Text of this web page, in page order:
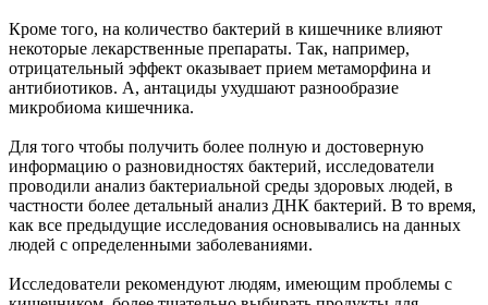
Кроме того, на количество бактерий в кишечнике влияют
некоторые лекарственные препараты. Так, например,
отрицательный эффект оказывает прием метаморфина и
антибиотиков. А, антациды ухудшают разнообразие
микробиома кишечника.
Для того чтобы получить более полную и достоверную
информацию о разновидностях бактерий, исследователи
проводили анализ бактериальной среды здоровых людей, в
частности более детальный анализ ДНК бактерий. В то время,
как все предыдущие исследования основывались на данных
людей с определенными заболеваниями.
Исследователи рекомендуют людям, имеющим проблемы с